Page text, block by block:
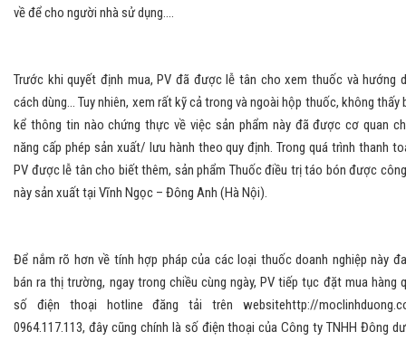
về để cho người nhà sử dụng....
Trước khi quyết định mua, PV đã được lễ tân cho xem thuốc và hướng
cách dùng... Tuy nhiên, xem rất kỹ cả trong và ngoài hộp thuốc, không thấy
kể thông tin nào chứng thực về việc sản phẩm này đã được cơ quan
năng cấp phép sản xuất/ lưu hành theo quy định. Trong quá trình thanh
PV được lễ tân cho biết thêm, sản phẩm Thuốc điều trị táo bón được
này sản xuất tại Vĩnh Ngọc – Đông Anh (Hà Nội).
Để nắm rõ hơn về tính hợp pháp của các loại thuốc doanh nghiệp này
bán ra thị trường, ngay trong chiều cùng ngày, PV tiếp tục đặt mua hàng
số điện thoại hotline đăng tải trên websitehttp://
0964.117.113, đây cũng chính là số điện thoại của Công ty TNHH Đông